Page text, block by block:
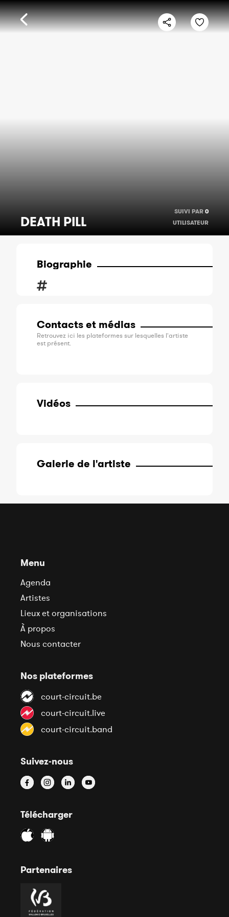
DEATH PILL
SUIVI PAR 0
UTILISATEUR
Biographie
Contacts et médias
Retrouvez ici les plateformes sur lesquelles l'artiste
est présent.
Vidéos
Galerie de l'artiste
Menu
Agenda
Artistes
Lieux et organisations
À propos
Nous contacter
Nos plateformes
court-circuit.be
court-circuit.live
court-circuit.band
Suivez-nous
Télécharger
Partenaires